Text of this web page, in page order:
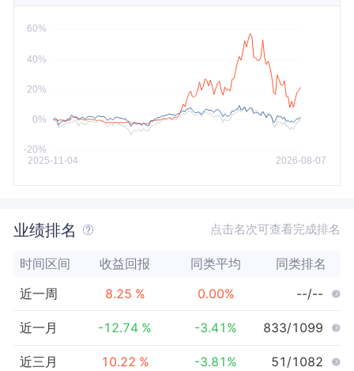
业绩排名 点击名次可查看完成排名
时间区间 收益回报 同类平均 同类排名
近一周 8.25 % 0.00% --/--
近一月 -12.74 % -3.41 % 833/1099
近三月 10.22 % -3.81 % 51/1082